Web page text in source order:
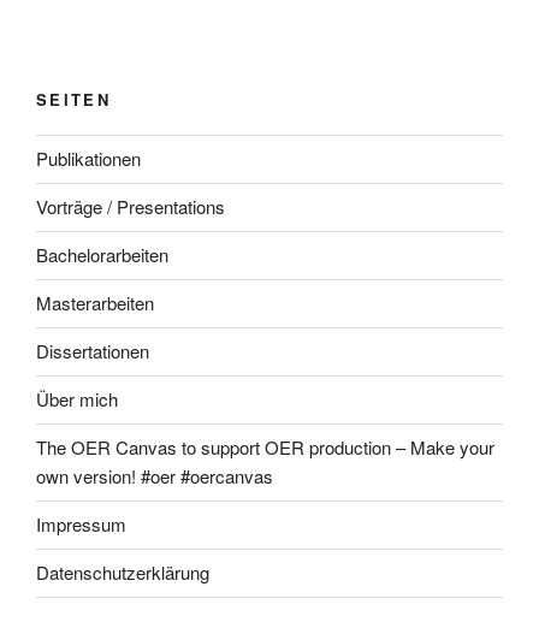
SEITEN
Publikationen
Vorträge / Presentations
Bachelorarbeiten
Masterarbeiten
Dissertationen
Über mich
The OER Canvas to support OER production – Make your
own version! #oer #oercanvas
Impressum
Datenschutzerklärung